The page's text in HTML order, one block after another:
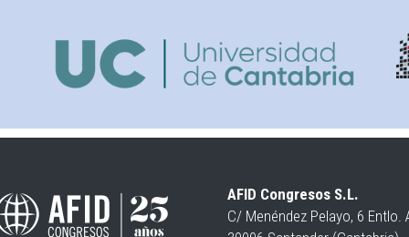
AFID Congresos S.L.
C/ Menéndez Pelayo, 6 Entlo.